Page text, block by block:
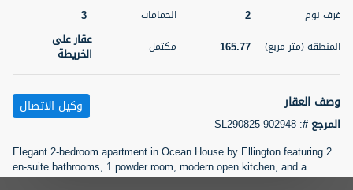
حمام
3
مربع)
118.34
عقار على
اسم الوسيط
TATIANA VEBER
رقم الوسيط
أتصل الأن
5 أشهر +
غرف نوم 2 الحمامات 3
المنطقة (متر مربع) 165.77 مكتمل عقار على
الخريطة
وصف العقار
المرجع #:
SL290825-902948
وكيل الاتصال
Elegant 2-bedroom apartment in Ocean House by Ellington featuring 2
en-suite bathrooms, 1 powder room, modern open kitchen, and a
spacious living & dining area. The unit includes a large balcony with
تصفية المفضلة خريطة